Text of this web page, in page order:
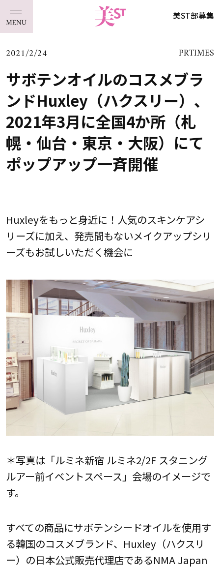
美ST部募集
2021/2/24 PRTIMES
サボテンオイルのコスメブラ
ンドHuxley（ハクスリー）、
2021年3月に全国4か所（札
幌・仙台・東京・大阪）にて
ポップアップ一斉開催
Huxleyをもっと身近に！人気のスキンケアシ
リーズに加え、発売間もないメイクアップシリ
ーズもお試しいただく機会に
＊写真は「ルミネ新宿 ルミネ2/2F スタニング
ルアー前イベントスペース」会場のイメージで
す。
すべての商品にサボテンシードオイルを使用す
る韓国のコスメブランド、Huxley（ハクスリ
ー）の日本公式販売代理店であるNMA Japan